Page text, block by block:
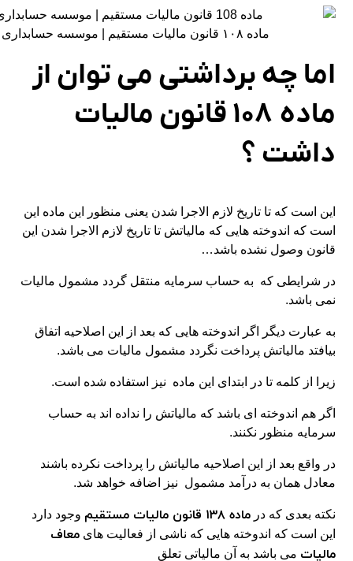
ماده ۱۰۸ قانون مالیات مستقیم | موسسه حسابداری رهنما
اما چه برداشتی می توان از
ماده ۱۰۸ قانون مالیات
داشت ؟
این است که تا تاریخ لازم الاجرا شدن یعنی منظور این ماده این
است که اندوخته هایی که مالیاتش تا تاریخ لازم الاجرا شدن این
قانون وصول نشده باشد…
در شرایطی که به حساب سرمایه منتقل گردد مشمول مالیات
نمی باشد.
به عبارت دیگر اگر اندوخته هایی که بعد از این اصلاحیه اتفاق
بیافتد مالیاتش پرداخت نگردد مشمول مالیات می باشد.
زیرا از کلمه تا در ابتدای این ماده نیز استفاده شده است.
اگر هم اندوخته ای باشد که مالیاتش را نداده اند به حساب
سرمایه منظور نکنند.
در واقع بعد از این اصلاحیه مالیاتش را پرداخت نکرده باشند
معادل همان به درآمد مشمول نیز اضافه خواهد شد.
نکته بعدی که درماده ۱۳۸ قانون مالیات مستقیم
وجود دارد
این است که اندوخته هایی که ناشی از فعالیت هایمعاف
مالیات می باشد به آن مالیاتی تعلق